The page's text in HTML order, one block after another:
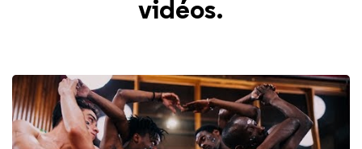
vidéos.